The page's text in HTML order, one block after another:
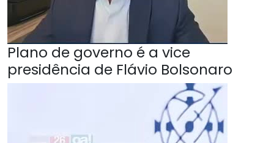
Plano de governo é a vice
presidência de Flávio Bolsonaro